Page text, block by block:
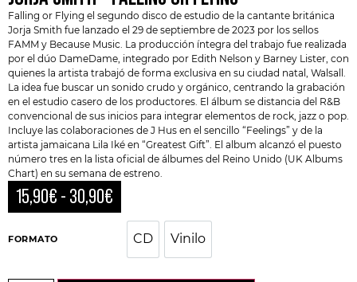
Falling or Flying el segundo disco de estudio de la cantante británica
Jorja Smith fue lanzado el 29 de septiembre de 2023 por los sellos
FAMM y Because Music. La producción íntegra del trabajo fue realizada
por el dúo DameDame , integrado por Edith Nelson y Barney Lister, con
quienes la artista trabajó de forma exclusiva en su ciudad natal, Walsall.
La idea fue buscar un sonido crudo y orgánico, centrando la grabación
en el estudio casero de los productores. El álbum se distancia del R&B
convencional de sus inicios para integrar elementos de rock, jazz o pop.
Incluye las colaboraciones de J Hus en el sencillo “Feelings” y de la
artista jamaicana Lila Iké en “Greatest Gift”. El album alcanzó el puesto
número tres en la lista oficial de álbumes del Reino Unido (UK Albums
Chart) en su semana de estreno.
15,90€ - 30,90€
FORMATO CD Vinilo